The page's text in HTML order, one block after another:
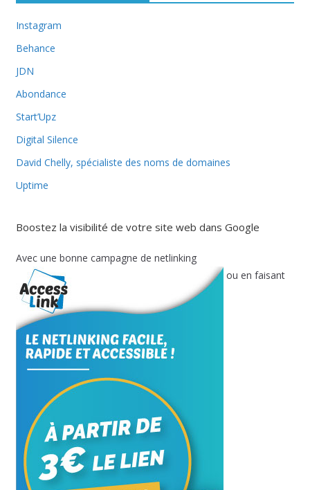
Instagram
Behance
JDN
Abondance
Start’Upz
Digital Silence
David Chelly, spécialiste des noms de domaines
Uptime
Boostez la visibilité de votre site web dans Google
Avec une bonne campagne de netlinking
ou en faisant